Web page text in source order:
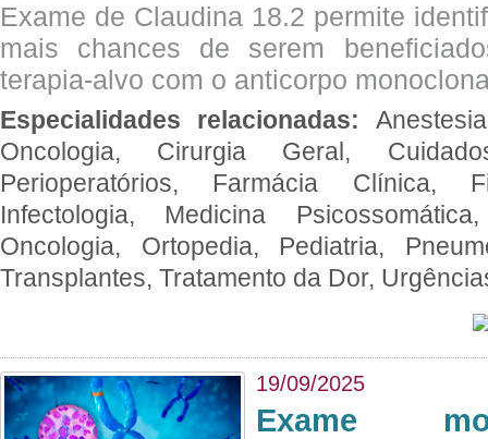
Exame de Claudina 18.2 permite
mais chances de serem
terapia-alvo com o anticorpo
Especialidades relacionadas:
Oncologia, Cirurgia Geral,
Perioperatórios, Farmácia Clínica,
Infectologia, Medicina
Oncologia, Ortopedia, Pediatria,
Transplantes, Tratamento da Dor,
19/09/2025
Exame